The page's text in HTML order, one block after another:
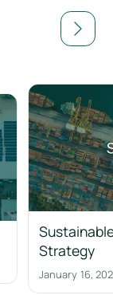
Strategy
January 16,